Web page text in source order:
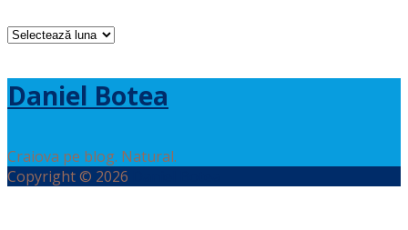
Arhive
Daniel Botea
Craiova pe blog. Natural.
Copyright © 2026